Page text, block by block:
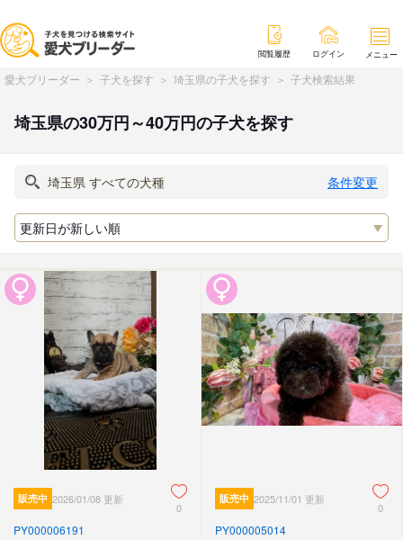
閲覧履歴 ログイン メニュー
愛犬ブリーダー 子犬を探す 埼玉県の子犬を探す 子犬検索結果
埼玉県の30万円～40万円の子犬を探す
条件変更
販売中 2026/01/08 更新
0
PY000006191
販売中 2025/11/01 更新
0
PY000005014